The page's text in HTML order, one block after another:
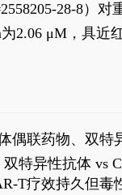
28-8）
现活体动物模
2.06 μM，具
偶联药物、双
特异性抗体
T疗效持久但毒